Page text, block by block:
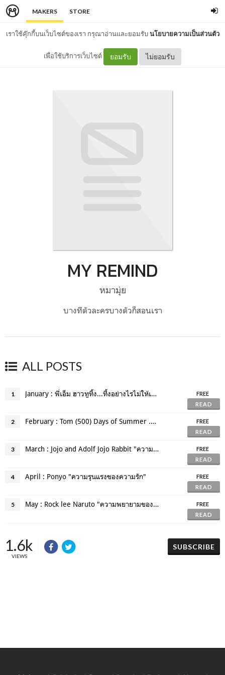
MAKERS STORE
เราใช้คุ๊กกี้บนเว็บไซต์ของเรา กรุณาอ่านและยอมรับนโยบายความเป็นส่วนตัว
เพื่อใช้บริการเว็บไซต์ ยอมรับ ไม่ยอมรับ
MY REMIND
หมามุ่ย
บางทีตัวละครบางตัวก็สอนเรา
ALL POSTS
1 January : พี่เอ็ม ฮาวทูทิ้ง...ทื้งอย่างไรไม่ให้เหลือเธอ
FREE
READ
2 February : Tom (500) Days of Summer ."การไปต่อต้องใช้เวลาเท่าไหร่"
FREE
READ
3 March : Jojo and Adolf Jojo Rabbit "ความเข้าใจกันและความรักชาติ"
FREE
READ
4 April : Ponyo "ความรุนแรงของความรัก"
FREE
READ
5 May : Rock lee Naruto "ความพยายามของนินจาที่ไม่มีคาถา"
FREE
READ
1.6k
VIEWS
SUBSCRIBE